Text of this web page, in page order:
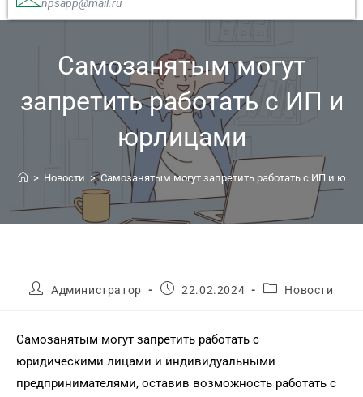
npsapp@mail.ru
Самозанятым могут
запретить работать с ИП и
юрлицами
> Новости > Самозанятым могут запретить работать с ИП и
Администратор 22.02.2024 Новости
Самозанятым могут запретить работать с
юридическими лицами и индивидуальными
предпринимателями, оставив возможность работать с